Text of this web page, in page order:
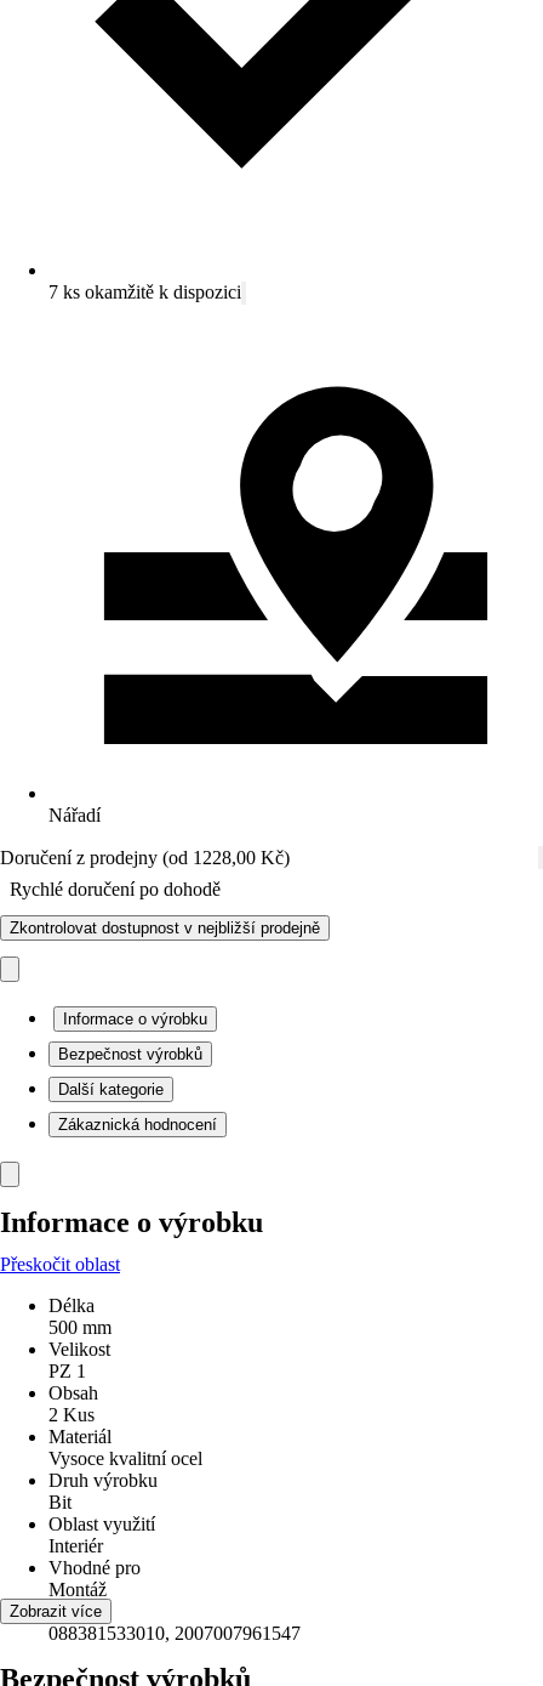
7 ks okamžitě k dispozici
Nářadí
Doručení z prodejny (od 1228,00 Kč)
Rychlé doručení po dohodě
Zkontrolovat dostupnost v nejbližší prodejně
Informace o výrobku
Bezpečnost výrobků
Další kategorie
Zákaznická hodnocení
Informace o výrobku
Přeskočit oblast
Délka
500 mm
Velikost
PZ 1
Obsah
2 Kus
Materiál
Vysoce kvalitní ocel
Druh výrobku
Bit
Oblast využití
Interiér
Vhodné pro
Montáž
EAN
088381533010, 2007007961547
Zobrazit více
Bezpečnost výrobků